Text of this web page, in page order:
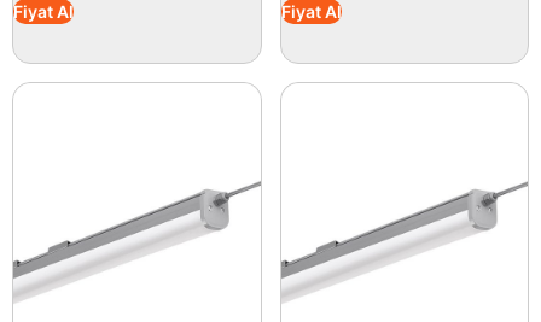
Fiyat Al Fiyat Al